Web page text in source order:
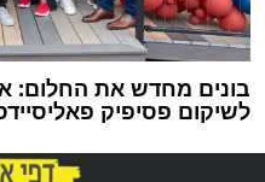
בונים מחדש את החלום:
לשיקום פסיפיק